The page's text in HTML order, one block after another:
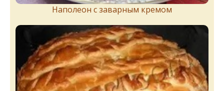
Наполеон с заварным кремом